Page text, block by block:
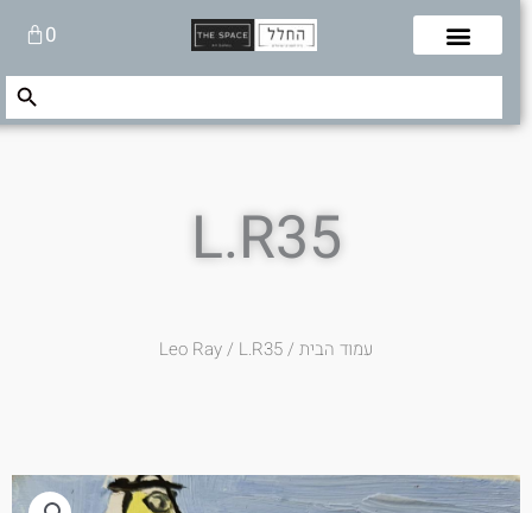
0עגלת
קניות
Search
Search Button
L.R35
עמוד הבית/
Leo Ray/ L.R35